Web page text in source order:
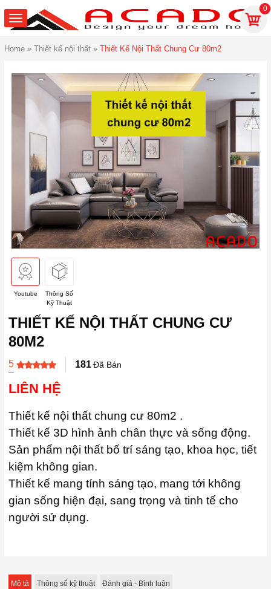
0
Home » Thiết kế nội thất » Thiết Kế Nội Thất Chung Cư 80m2
Youtube
Thông Số
Kỹ Thuật
THIẾT KẾ NỘI THẤT CHUNG CƯ
80M2
5 181Đã Bán
LIÊN HỆ
Thiết kế nội thất chung cư 80m2 .
Thiết kế 3D hình ảnh chân thực và sống động.
Sản phẩm nội thất bố trí sáng tạo, khoa học, tiết
kiệm không gian.
Thiết kế mang tính sáng tạo, mang tới không
gian sống hiện đại, sang trọng và tinh tế cho
người sử dụng.
Mô tả Thông số kỹ thuật Đánh giá - Bình luận